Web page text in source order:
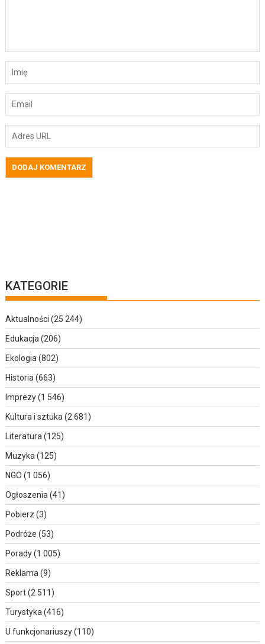
KATEGORIE
Aktualności (25 244)
Edukacja (206)
Ekologia (802)
Historia (663)
Imprezy(1 546)
Kultura i sztuka (2 681)
Literatura (125)
Muzyka (125)
NGO (1 056)
Ogłoszenia (41)
Pobierz (3)
Podróże (53)
Porady(1 005)
Reklama (9)
Sport(2 511)
Turystyka (416)
U funkcjonariuszy(110)